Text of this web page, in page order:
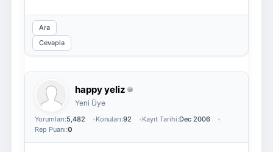
Ara
Cevapla
happy yeliz
Yeni Üye
Yorumları:5,482 Konuları:92 Kayıt Tarihi:Dec 2006
Rep Puanı:0